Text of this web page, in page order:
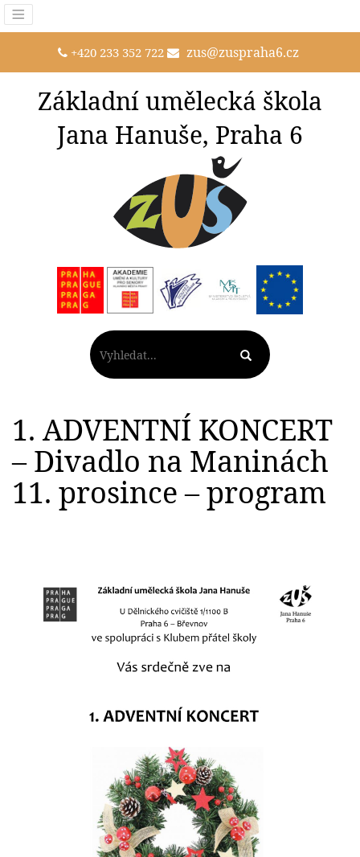
+420 233 352 722 zus@zuspraha6.cz
Základní umělecká škola
Jana Hanuše, Praha 6
1. ADVENTNÍ KONCERT
– Divadlo na Maninách
11. prosince – program